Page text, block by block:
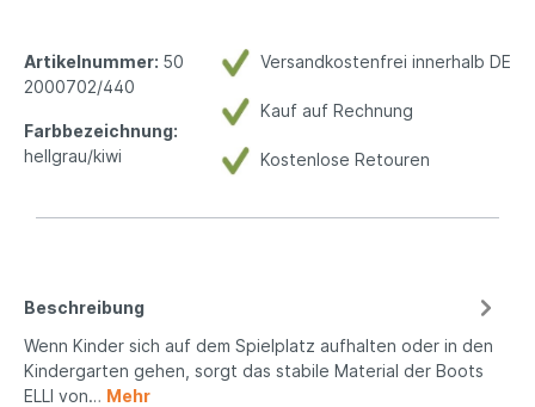
Versandkostenfrei innerhalb DE
Kauf auf Rechnung
Kostenlose Retouren
Artikelnummer: 50
2000702/440
Farbbezeichnung:
hellgrau/kiwi
Beschreibung
Wenn Kinder sich auf dem Spielplatz aufhalten oder in den
Kindergarten gehen, sorgt das stabile Material der Boots
ELLI von… Mehr